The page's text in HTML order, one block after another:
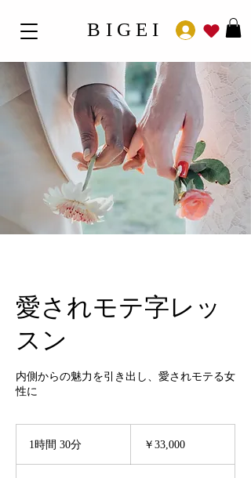
BIGEI
愛されモテ字レッ
スン
内側からの魅力を引き出し、愛されモテる女
性に
1時間 30分 ￥33,000